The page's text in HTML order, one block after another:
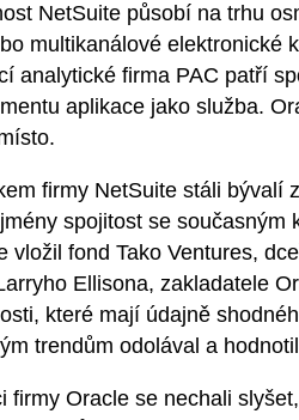
NetSuite působí na trhu
multikanálové elektronické
analytické firma PAC patří
aplikace jako služba.
firmy NetSuite stáli bývalí
spojitost se
vložil fond Tako Ventures,
Ellisona, zakladatele
které mají údajně
trendům odolával a
firmy Oracle se nechali